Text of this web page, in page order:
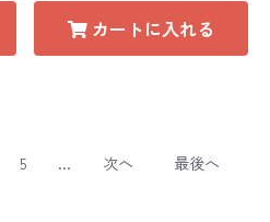
カートに入れる
5 ... 次へ 最後へ